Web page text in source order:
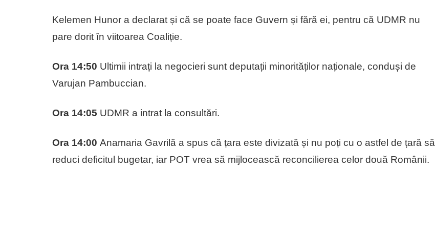
Kelemen Hunor a declarat și că se poate face Guvern și fără ei, pentru că UDMR nu
pare dorit în viitoarea Coaliție.
Ora 14:50 Ultimii intrați la negocieri sunt deputații minorităților naționale, conduși de
Varujan Pambuccian.
Ora 14:05 UDMR a intrat la consultări.
Ora 14:00 Anamaria Gavrilă a spus că țara este divizată și nu poți cu o astfel de țară să
reduci deficitul bugetar, iar POT vrea să mijlocească reconcilierea celor două Românii.